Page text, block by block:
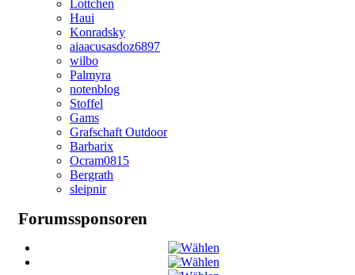
Lottchen
Haui
Konradsky
aiaacusasdoz6897
wilbo
Palmyra
notenblog
Stoffel
Gams
Grafschaft Outdoor
Barbarix
Ocram0815
Bergrath
sleipnir
Forumssponsoren